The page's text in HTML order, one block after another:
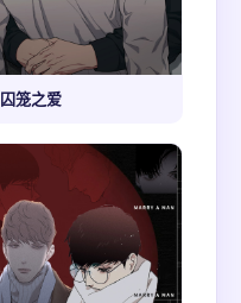
囚笼之爱